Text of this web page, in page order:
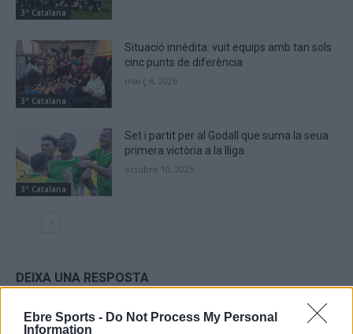
Ebre Sports - Do Not Process My Personal
Information
3ª Catalana
3ª Catalana
Situació innèdita: vuit equips amb tan sols
cinc punts de diferència
març 6, 2026
3ª Catalana
Set i partit per al Godall que suma la seua
primera victòria a la lliga
octubre 10, 2025
DEIXA UNA RESPOSTA